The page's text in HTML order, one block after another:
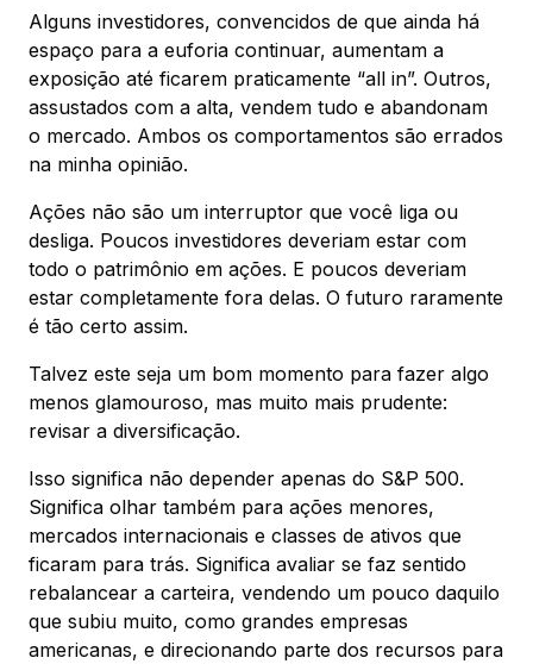
Alguns investidores, convencidos de que ainda há
espaço para a euforia continuar, aumentam a
exposição até ficarem praticamente “all in”. Outros,
assustados com a alta, vendem tudo e abandonam
o mercado. Ambos os comportamentos são errados
na minha opinião.
Ações não são um interruptor que você liga ou
desliga. Poucos investidores deveriam estar com
todo o patrimônio em ações. E poucos deveriam
estar completamente fora delas. O futuro raramente
é tão certo assim.
Talvez este seja um bom momento para fazer algo
menos glamouroso, mas muito mais prudente:
revisar a diversificação.
Isso significa não depender apenas do S&P 500.
Significa olhar também para ações menores,
mercados internacionais e classes de ativos que
ficaram para trás. Significa avaliar se faz sentido
rebalancear a carteira, vendendo um pouco daquilo
que subiu muito, como grandes empresas
americanas, e direcionando parte dos recursos para